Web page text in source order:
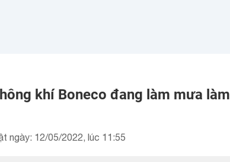
khí Boneco đang làm mưa làm
ngày: 12/05/2022, lúc 11:55